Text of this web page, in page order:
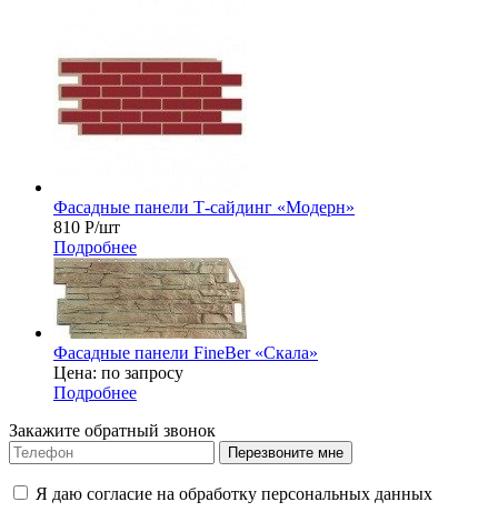
Фасадные панели Т-сайдинг «Модерн»
810 Р/шт
Подробнее
Фасадные панели FineBer «Скала»
Цена: по запросу
Подробнее
Закажите обратный звонок
Перезвоните мне
Я даю согласие на обработку персональных данных